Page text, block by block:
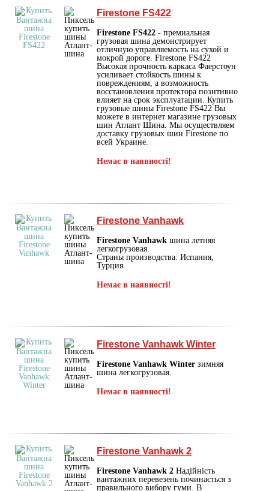
Firestone FS422
Firestone FS422 - премиальная
грузовая шина демонстрирует
отличную управляемость на сухой и
мокрой дороге. Firestone FS422
Высокая прочность каркаcа Фаерстоун
усиливает стойкость шины к
повреждениям, а возможность
восстановления протектора позитивно
влияет на срок эксплуатации. Купить
грузовые шины Firestone FS422 Вы
можете в интернет магазине грузовых
шин Атлант Шина. Мы осуществляем
доставку грузовых шин Firestone по
всей Украине.
Немає в наявності!
Firestone Vanhawk
Firestone Vanhawk шина летняя
легкогрузовая.
Страны производства: Испания,
Турция.
Немає в наявності!
Firestone Vanhawk Winter
Firestone Vanhawk Winter зимняя
шина легкогрузовая.
Немає в наявності!
Firestone Vanhawk 2
Firestone Vanhawk 2 Надійність
вантажних перевезень починається з
правильного вибору гуми. В